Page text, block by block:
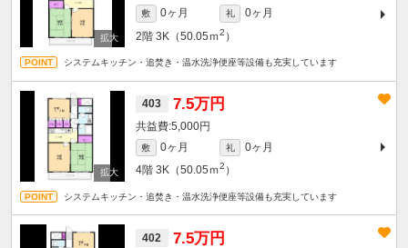
敷 0ヶ月 礼
0ヶ月
2階 3K（50.05ｍ2 ）
システムキッチン・追焚き・温水洗浄便座等設備も充実しています
403 7.5万円
5,000円
敷 0ヶ月 礼
0ヶ月
4階 3K（50.05ｍ2 ）
システムキッチン・追焚き・温水洗浄便座等設備も充実しています
402 7.5万円